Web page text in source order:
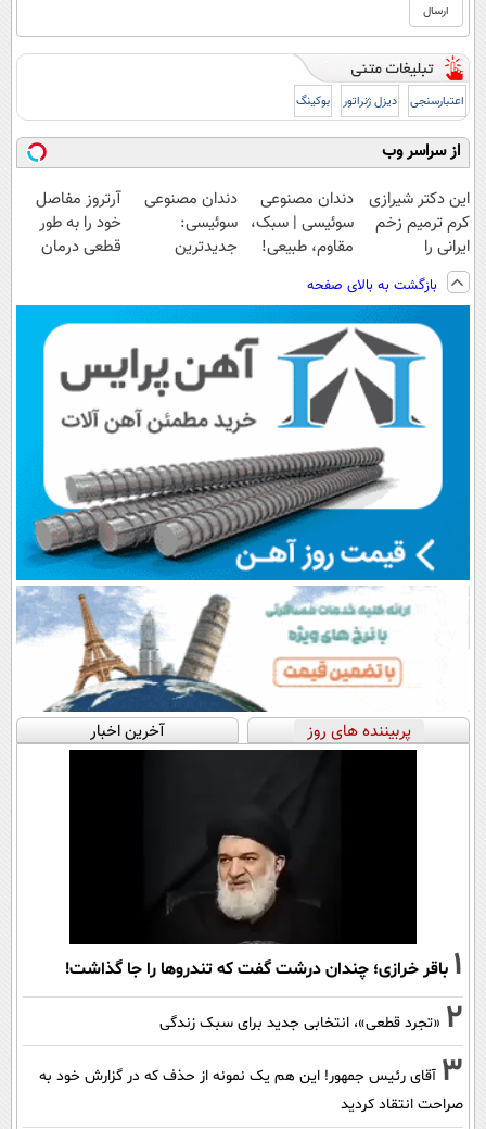
اعتبارسنجی دیزل ژنراتور بوکینگ
از سراسر وب
این دکتر شیرازی
کرم ترمیم زخم
ایرانی را
ساخت!!!
دندان مصنوعی
سوئیسی | سبک،
مقاوم، طبیعی!
رایگان+پرداخت
اقساطی😍
دندان مصنوعی
سوئیسی:
جدیدترین
پرداخت قسطی
آرتروز مفاصل
خود را به طور
قطعی درمان
بازگشت به بالای صفحه
پربیننده های روز آخرین اخبار
1 باقر خرازی؛ چندان درشت گفت که تندروها را جا گذاشت!
2 «تجرد قطعی»، انتخابی جدید برای سبک زندگی
3 آقای رئیس جمهور! این هم یک نمونه از حذف که در گزارش خود به
صراحت انتقاد کردید